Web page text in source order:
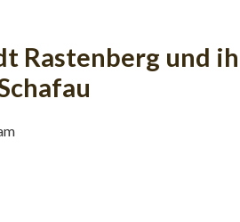
Rastenberg und